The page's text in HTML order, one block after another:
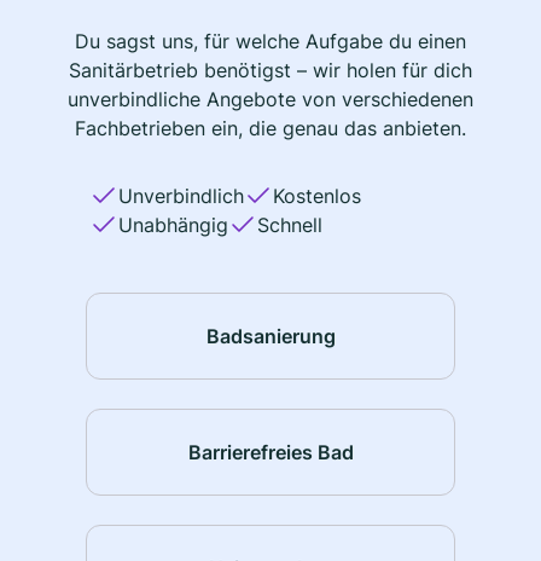
Du sagst uns, für welche Aufgabe du einen
Sanitärbetrieb benötigst – wir holen für dich
unverbindliche Angebote von verschiedenen
Fachbetrieben ein, die genau das anbieten.
Unverbindlich
Kostenlos
Unabhängig
Schnell
Badsanierung
Barrierefreies Bad